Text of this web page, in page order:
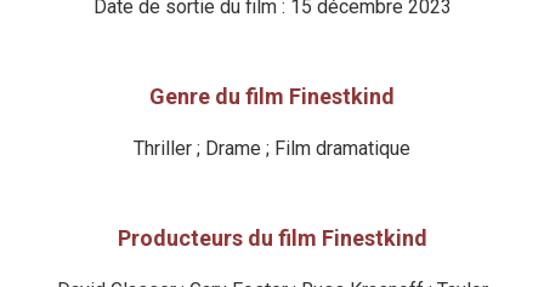
Date de sortie du film : 15 décembre 2023
Genre du film Finestkind
Thriller ; Drame ; Film dramatique
Producteurs du film Finestkind